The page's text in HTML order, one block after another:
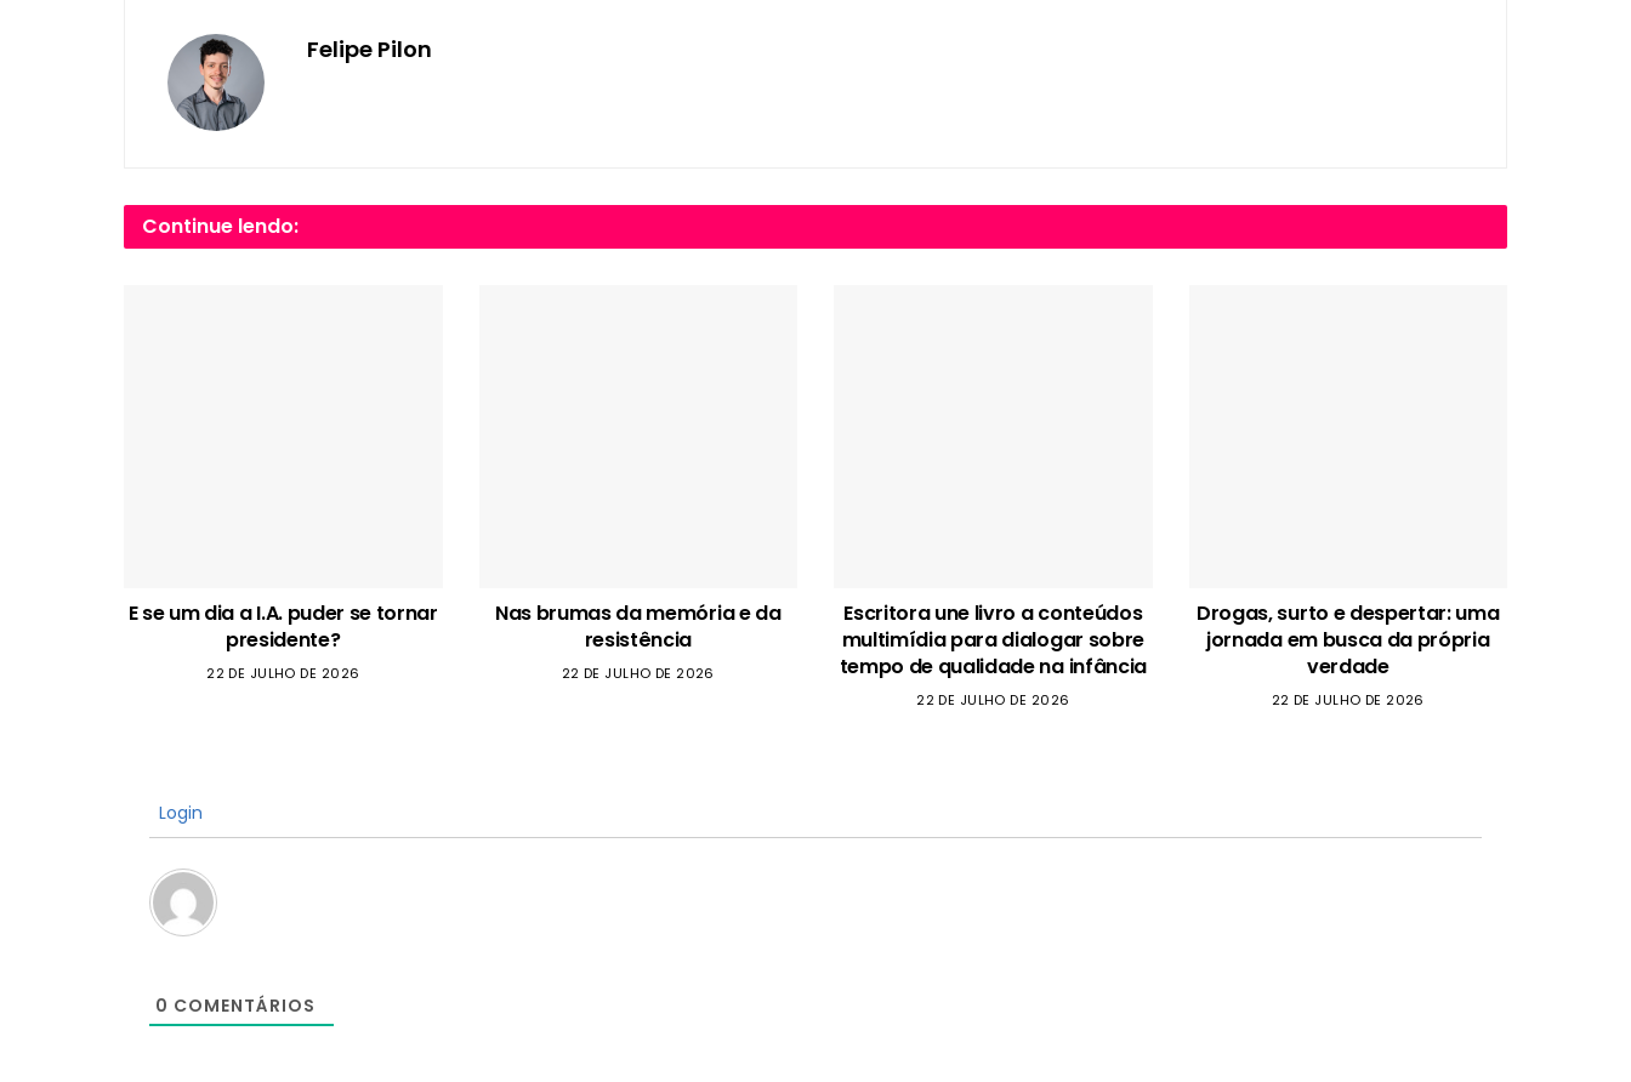
Felipe Pilon
Continue lendo:
E se um dia a I.A. puder se tornar
presidente?
22 DE JULHO DE 2026
Nas brumas da memória e da
resistência
22 DE JULHO DE 2026
Escritora une livro a conteúdos
multimídia para dialogar sobre
tempo de qualidade na infância
22 DE JULHO DE 2026
Drogas, surto e despertar: uma
jornada em busca da própria
verdade
22 DE JULHO DE 2026
Login
0 COMENTÁRIOS